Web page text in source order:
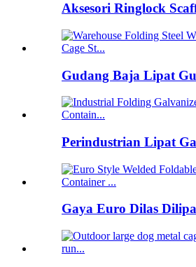
Aksesori Ringlock
Gudang Baja Lipat
Perindustrian Lipat
Gaya Euro Dilas